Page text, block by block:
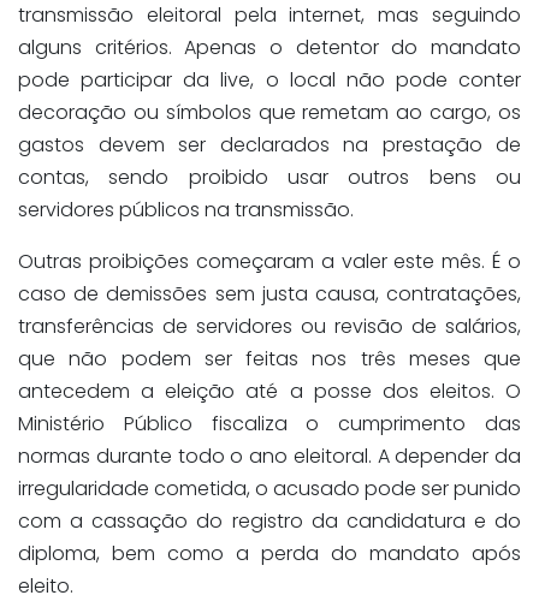
transmissão eleitoral pela internet, mas seguindo
alguns critérios. Apenas o detentor do mandato
pode participar da live, o local não pode conter
decoração ou símbolos que remetam ao cargo, os
gastos devem ser declarados na prestação de
contas, sendo proibido usar outros bens ou
servidores públicos na transmissão.
Outras proibições começaram a valer este mês. É o
caso de demissões sem justa causa, contratações,
transferências de servidores ou revisão de salários,
que não podem ser feitas nos três meses que
antecedem a eleição até a posse dos eleitos. O
Ministério Público fiscaliza o cumprimento das
normas durante todo o ano eleitoral. A depender da
irregularidade cometida, o acusado pode ser punido
com a cassação do registro da candidatura e do
diploma, bem como a perda do mandato após
eleito.